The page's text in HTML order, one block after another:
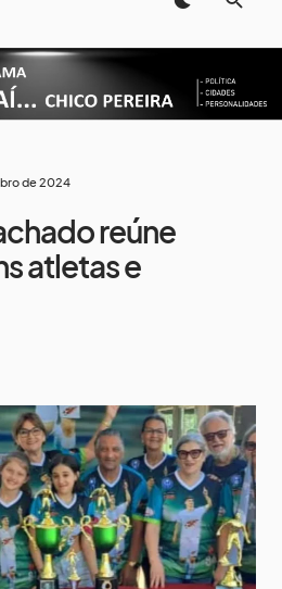
de 2024
reúne
atletas e